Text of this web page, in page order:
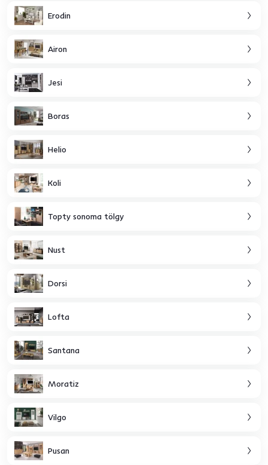
Erodin
Airon
Jesi
Boras
Helio
Koli
Topty sonoma tölgy
Nust
Dorsi
Lofta
Santana
Moratiz
Vilgo
Pusan